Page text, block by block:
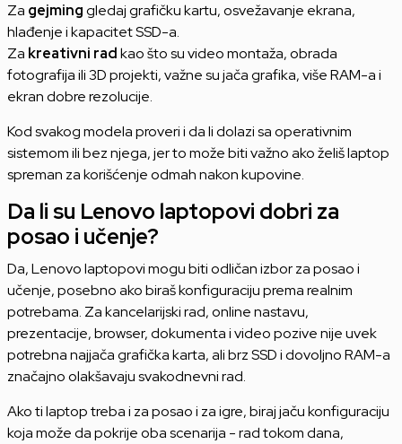
Za gejminggledaj grafičku kartu, osvežavanje ekrana,
hlađenje i kapacitet SSD-a.
Za kreativni radkao što su video montaža, obrada
fotografija ili 3D projekti, važne su jača grafika, više RAM-a i
ekran dobre rezolucije.
Kod svakog modela proveri i da li dolazi sa operativnim
sistemom ili bez njega, jer to može biti važno ako želiš laptop
spreman za korišćenje odmah nakon kupovine.
Da li su Lenovo laptopovi dobri za
posao i učenje?
Da, Lenovo laptopovi mogu biti odličan izbor za posao i
učenje, posebno ako biraš konfiguraciju prema realnim
potrebama. Za kancelarijski rad, online nastavu,
prezentacije, browser, dokumenta i video pozive nije uvek
potrebna najjača grafička karta, ali brz SSD i dovoljno RAM-a
značajno olakšavaju svakodnevni rad.
Ako ti laptop treba i za posao i za igre, biraj jaču konfiguraciju
koja može da pokrije oba scenarija - rad tokom dana,